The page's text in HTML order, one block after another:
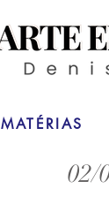
MATÉRIAS
02/